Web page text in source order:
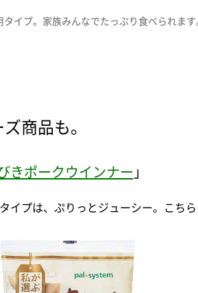
タイプ。家族みんなでたっぷり食べられます
商品も。
きポークウインナー 」
イプは、ぷりっとジューシー。こち